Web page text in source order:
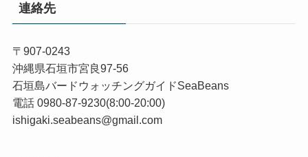
連絡先
〒907-0243
沖縄県石垣市宮良97-56
石垣島バードウォッチングガイドSeaBeans
電話 0980-87-9230(8:00-20:00)
ishigaki.seabeans@gmail.com